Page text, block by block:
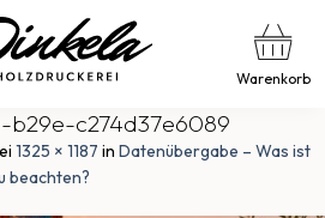
Warenkorb
b29e-c274d37e6089
1325 × 1187 in Datenübergabe – Was ist
beachten?